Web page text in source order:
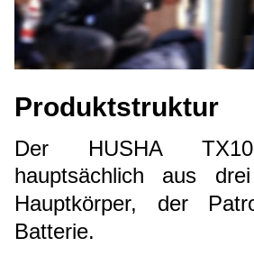
Produktstruktur
Der HUSHA
hauptsächlich aus
Hauptkörper, der
Batterie.